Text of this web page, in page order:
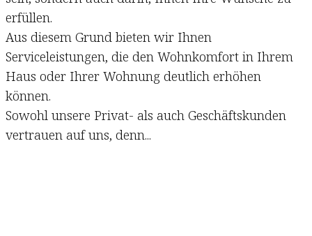
erfüllen.
Aus diesem Grund bieten wir Ihnen
Serviceleistungen, die den Wohnkomfort in Ihrem
Haus oder Ihrer Wohnung deutlich erhöhen
können.
Sowohl unsere Privat- als auch Geschäftskunden
vertrauen auf uns, denn...